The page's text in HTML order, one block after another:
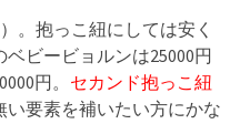
。抱っこ紐にしては安く
ビービョルンは25000円
円。 セカンド抱っこ紐
要素を補いたい方にかな